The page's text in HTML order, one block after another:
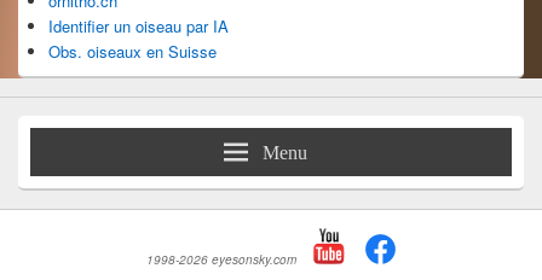
Identifier un oiseau par IA
Obs. oiseaux en Suisse
Menu
1998-2026 eyesonsky.com